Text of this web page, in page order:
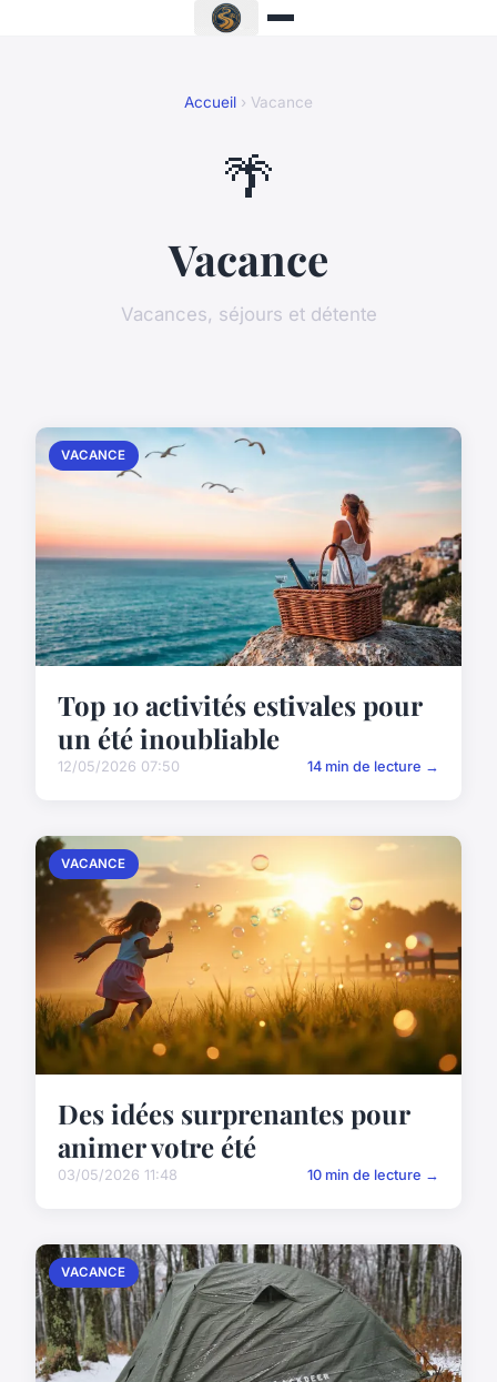
Accueil › Vacance
🌴
Vacance
Vacances, séjours et détente
VACANCE
Top 10 activités estivales pour
un été inoubliable
12/05/2026 07:50 14 min de lecture →
VACANCE
Des idées surprenantes pour
animer votre été
03/05/2026 11:48 10 min de lecture →
VACANCE